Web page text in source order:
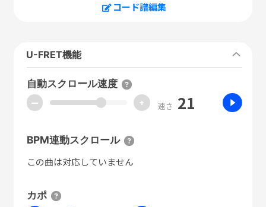
コード譜編集
U-FRET機能
自動スクロール速度
ー + 速さ 21
BPM連動スクロール
この曲は対応していません
カポ